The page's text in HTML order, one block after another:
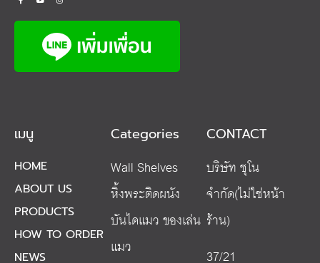
เมนู
HOME
ABOUT US
PRODUCTS
HOW TO ORDER
NEWS
Categories
Wall Shelves
หิ้งพระติดผนัง
บันไดแมว ของเล่น
แมว
CONTACT
บริษัท ชุโน
จำกัด(ไม่ใช่หน้า
ร้าน)
37/21